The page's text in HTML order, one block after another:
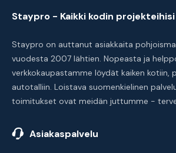
Staypro - Kaikki kodin projekteihisi
Staypro on auttanut asiakkaita
vuodesta 2007 lähtien. Nopeasta ja
verkkokaupastamme löydät kaiken kotiin,
autotalliin. Loistava suomenkielinen
toimitukset ovat meidän juttumme -
Asiakaspalvelu